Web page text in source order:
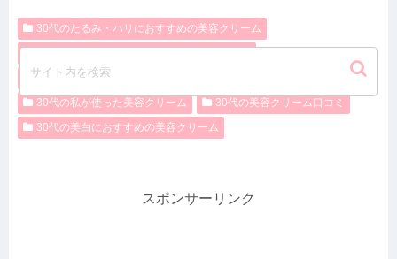
30代のたるみ・ハリにおすすめの美容クリーム
30代の毛穴におすすめの美容クリーム
30代の私が使った美容クリーム
30代の美容クリーム口コミ
30代の美白におすすめの美容クリーム
スポンサーリンク